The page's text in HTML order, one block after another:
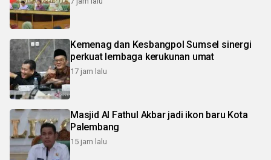
Kemenag dan Kesbangpol Sumsel sinergi
perkuat lembaga kerukunan umat
17 jam lalu
Masjid Al Fathul Akbar jadi ikon baru Kota
Palembang
15 jam lalu